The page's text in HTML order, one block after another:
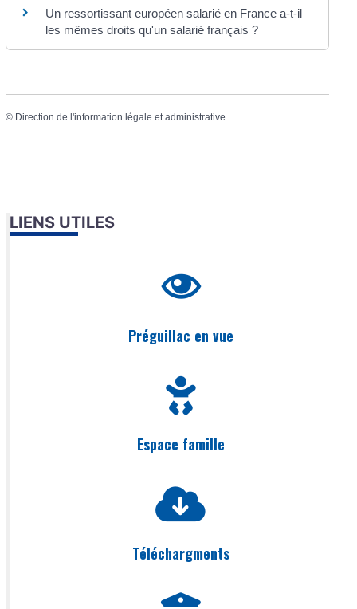
Un ressortissant européen salarié en France a-t-il
les mêmes droits qu'un salarié français ?
© Direction de l'information légale et administrative
LIENS UTILES
Préguillac en vue
Espace famille
Téléchargments